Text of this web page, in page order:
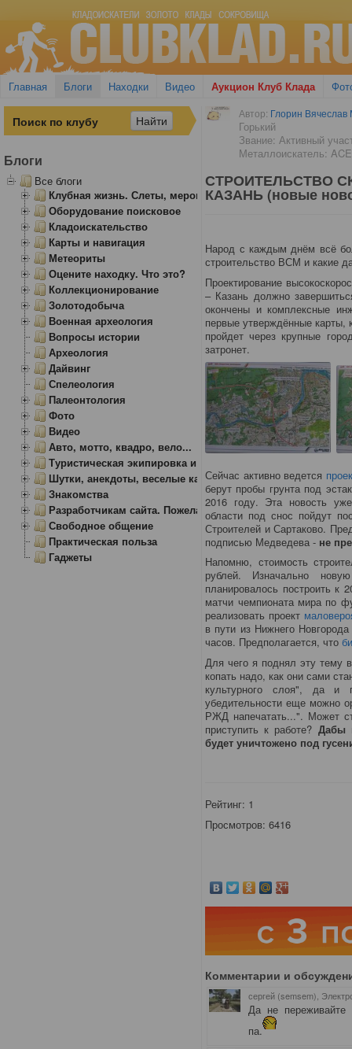
Главная Блоги Находки Видео Аукцион Клуб Клада
Автор: Глорин
Горький
Звание: Активный
Металлоискатель:
СТРОИТЕЛЬСТВО
КАЗАНЬ (новые
Народ с каждым днём всё
строительство ВСМ и какие
Проектирование
– Казань должно
окончены и комплексные
первые утверждённые карты,
пройдет через крупные
затронет.
Сейчас активно ведется
берут пробы грунта под
2016 году. Эта новость
области под снос пойдут
Строителей и Сартаково.
подписью Медведева - не
Напомню, стоимость
рублей. Изначально
планировалось построить к
матчи чемпионата мира по
реализовать проект
в пути из Нижнего
часов. Предполагается, что
Для чего я поднял эту тему
копать надо, как они сами
культурного слоя", да
убедительности еще можно
РЖД напечатать...". Может
приступить к работе? Дабы
будет уничтожено под
Рейтинг: 1
Просмотров: 6416
Комментарии и
сергей (semsem),
Да не
па.
Блоги
Все блоги
Клубная жизнь. Слеты, мероприятия
Оборудование поисковое
Кладоискательство
Карты и навигация
Метеориты
Оцените находку. Что это?
Коллекционирование
Золотодобыча
Военная археология
Вопросы истории
Археология
Дайвинг
Спелеология
Палеонтология
Фото
Видео
Авто, мотто, квадро, вело...
Туристическая экипировка и снаряжение
Шутки, анекдоты, веселые картинки
Знакомства
Разработчикам сайта. Пожелания, замечания.
Свободное общение
Практическая польза
Гаджеты